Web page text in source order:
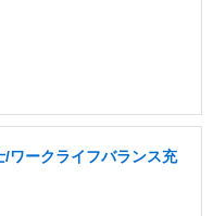
ワークライフバランス充